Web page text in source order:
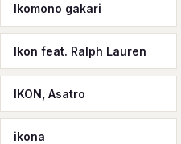
Ikomono gakari
Ikon feat. Ralph Lauren
IKON, Asatro
ikona